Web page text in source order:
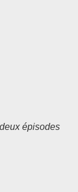
épisodes